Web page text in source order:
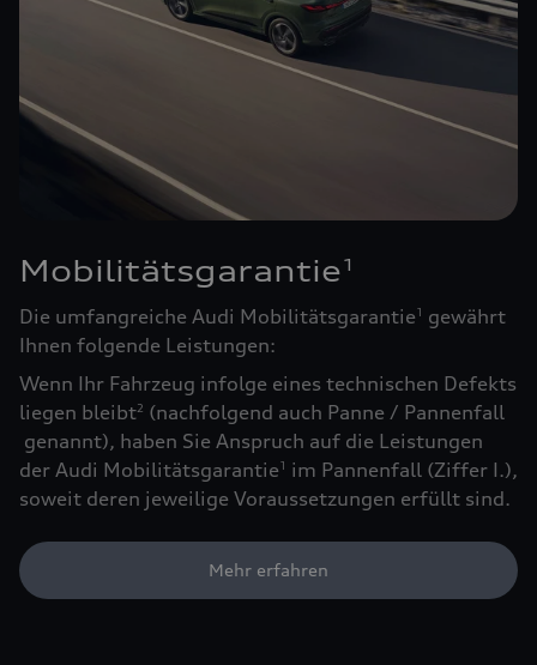
Mobilitätsgarantie1
Die umfangreiche Audi Mobilitätsgarantie1
gewährt
Ihnen folgende Leistungen:
Wenn Ihr Fahrzeug infolge eines technischen Defekts
liegen bleibt2 (nachfolgend auch Panne / Pannenfall
genannt), haben Sie Anspruch auf die Leistungen
der Audi Mobilitätsgarantie1
im Pannenfall (Ziffer I.),
soweit deren jeweilige Voraussetzungen erfüllt sind.
Mehr erfahren